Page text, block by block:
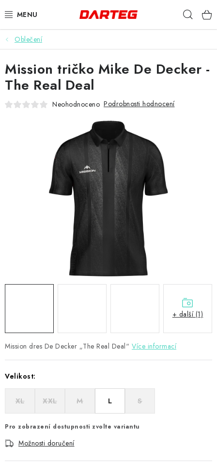
na
ŠIPKY
TERČE
DOPLŇKY K TERČI
Kontakty Hodnocení obchodu
Oblečení
Mission dres De Decker „The Real Deal“ Více informací
Velikost:
XL XXL M L S
Pro zobrazení dostupnosti zvolte variantu
Možnosti doručení
Mission tričko Mike De Decker -
The Real Deal
Neohodnoceno Podrobnosti hodnocení
+ další (1)